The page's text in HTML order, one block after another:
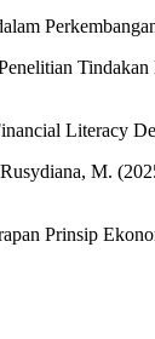
Literacy
M.
Prinsip